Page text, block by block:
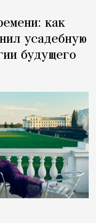
как
усадебную
будущего